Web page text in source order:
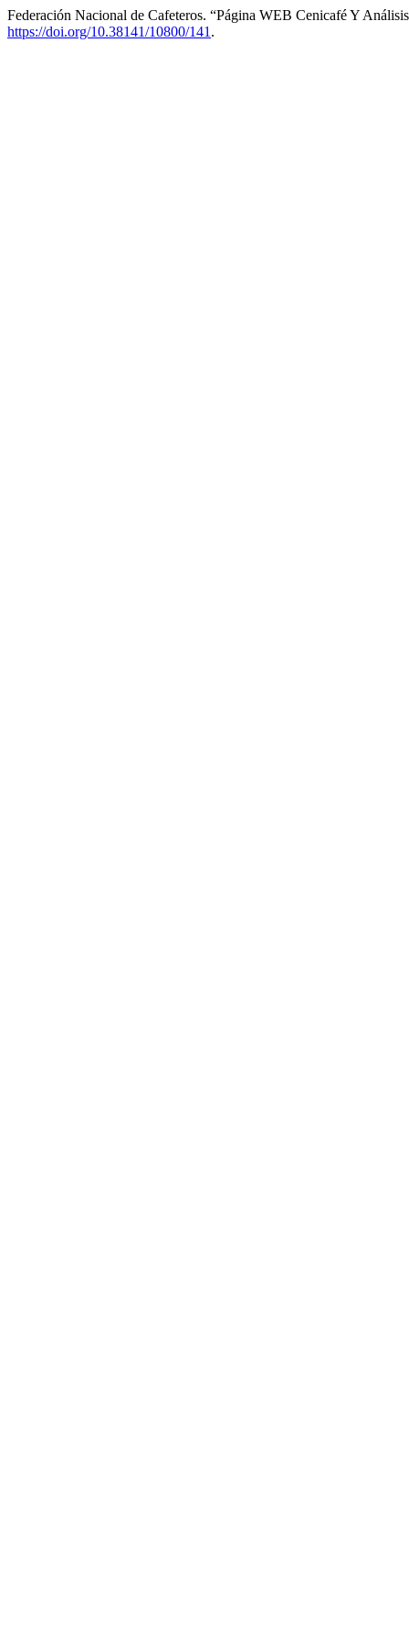
Federación Nacional de Cafeteros. “Página WEB Cenicafé Y
https://doi.org/10.38141/10800/141 .